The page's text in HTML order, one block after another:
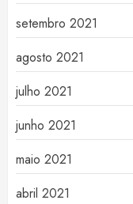
setembro 2021
agosto 2021
julho 2021
junho 2021
maio 2021
abril 2021